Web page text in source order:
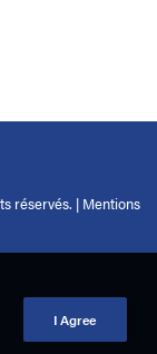
réservés. | Mentions
I Agree